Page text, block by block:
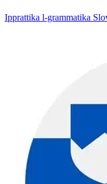
Ipprattika l-grammatika